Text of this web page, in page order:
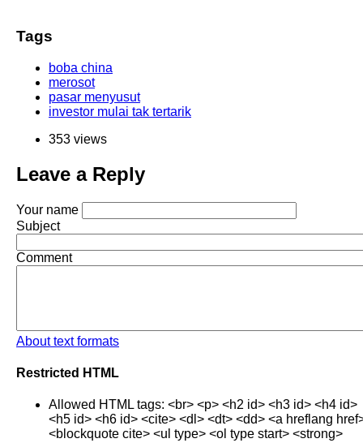
Tags
boba china
merosot
pasar menyusut
investor mulai tak tertarik
353 views
Leave a Reply
Your name
Subject
Comment
About text formats
Restricted HTML
Allowed HTML tags: <br> <p> <h2 id> <h3 id> <h4 id>
<h5 id> <h6 id> <cite> <dl> <dt> <dd> <a hreflang
<blockquote cite> <ul type> <ol type start> <strong>